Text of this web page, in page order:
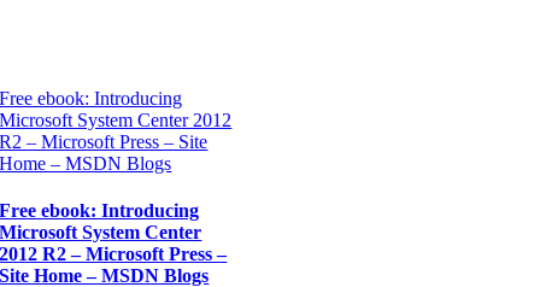
Free ebook: Introducing
Microsoft System Center 2012
R2 – Microsoft Press – Site
Home – MSDN Blogs
Free ebook: Introducing
Microsoft System Center
2012 R2 – Microsoft Press –
Site Home – MSDN Blogs